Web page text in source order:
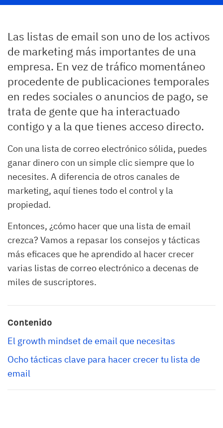
Las listas de email son uno de los activos
de marketing más importantes de una
empresa. En vez de tráfico momentáneo
procedente de publicaciones temporales
en redes sociales o anuncios de pago, se
trata de gente que ha interactuado
contigo y a la que tienes acceso directo.
Con una lista de correo electrónico sólida, puedes
ganar dinero con un simple clic siempre que lo
necesites. A diferencia de otros canales de
marketing, aquí tienes todo el control y la
propiedad.
Entonces, ¿cómo hacer que una lista de email
crezca? Vamos a repasar los consejos y tácticas
más eficaces que he aprendido al hacer crecer
varias listas de correo electrónico a decenas de
miles de suscriptores.
Contenido
El growth mindset de email que necesitas
Ocho tácticas clave para hacer crecer tu lista de
email